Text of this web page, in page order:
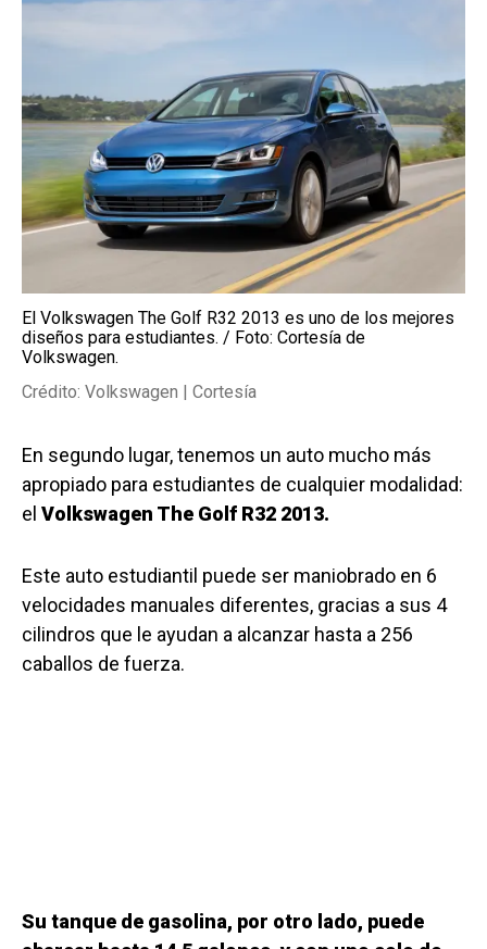
El Volkswagen The Golf R32 2013 es uno de los mejores
diseños para estudiantes. / Foto: Cortesía de
Volkswagen.
Crédito: Volkswagen | Cortesía
En segundo lugar, tenemos un auto mucho más
apropiado para estudiantes de cualquier modalidad:
el Volkswagen The Golf R32 2013.
Este auto estudiantil puede ser maniobrado en 6
velocidades manuales diferentes, gracias a sus 4
cilindros que le ayudan a alcanzar hasta a 256
caballos de fuerza.
Su tanque de gasolina, por otro lado, puede